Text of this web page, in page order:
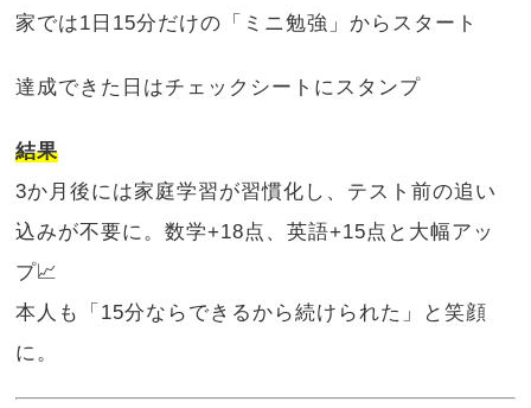
家では1日15分だけの「ミニ勉強」からスタート
達成できた日はチェックシートにスタンプ
結果
3か月後には家庭学習が習慣化し、テスト前の追い
込みが不要に。数学+18点、英語+15点と大幅アッ
プ📈
本人も「15分ならできるから続けられた」と笑顔
に。